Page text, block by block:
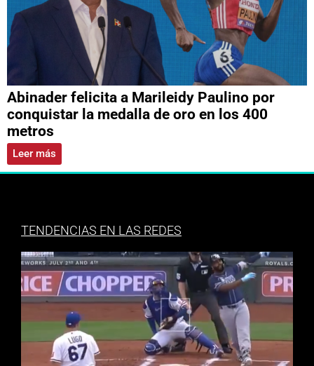
Abinader felicita a Marileidy Paulino por
conquistar la medalla de oro en los 400
metros
Leer más
TENDENCIAS EN LAS REDES